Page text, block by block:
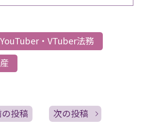
YouTuber・VTuber法務
投稿 次の投稿